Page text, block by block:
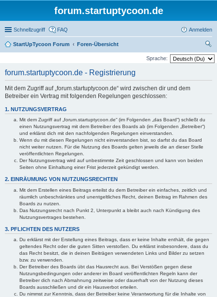
forum.startuptycoon.de
Schnellzugriff FAQ Anmelden
StartUpTycoon Forum
Foren-Übersicht
uc
Sprache:
forum.startuptycoon.de - Registrierung
Mit dem Zugriff auf „forum.startuptycoon.de“ wird zwischen dir und dem
Betreiber ein Vertrag mit folgenden Regelungen geschlossen:
1. NUTZUNGSVERTRAG
Mit dem Zugriff auf „forum.startuptycoon.de“ (im Folgenden „das Board“) schließt du
einen Nutzungsvertrag mit dem Betreiber des Boards ab (im Folgenden „Betreiber“)
und erklärst dich mit den nachfolgenden Regelungen einverstanden.
Wenn du mit diesen Regelungen nicht einverstanden bist, so darfst du das Board
nicht weiter nutzen. Für die Nutzung des Boards gelten jeweils die an dieser Stelle
veröffentlichten Regelungen.
Der Nutzungsvertrag wird auf unbestimmte Zeit geschlossen und kann von beiden
Seiten ohne Einhaltung einer Frist jederzeit gekündigt werden.
2. EINRÄUMUNG VON NUTZUNGSRECHTEN
Mit dem Erstellen eines Beitrags erteilst du dem Betreiber ein einfaches, zeitlich und
räumlich unbeschränktes und unentgeltliches Recht, deinen Beitrag im Rahmen des
Boards zu nutzen.
Das Nutzungsrecht nach Punkt 2, Unterpunkt a bleibt auch nach Kündigung des
Nutzungsvertrages bestehen.
3. PFLICHTEN DES NUTZERS
Du erklärst mit der Erstellung eines Beitrags, dass er keine Inhalte enthält, die gegen
geltendes Recht oder die guten Sitten verstoßen. Du erklärst insbesondere, dass du
das Recht besitzt, die in deinen Beiträgen verwendeten Links und Bilder zu setzen
bzw. zu verwenden.
Der Betreiber des Boards übt das Hausrecht aus. Bei Verstößen gegen diese
Nutzungsbedingungen oder anderer im Board veröffentlichten Regeln kann der
Betreiber dich nach Abmahnung zeitweise oder dauerhaft von der Nutzung dieses
Boards ausschließen und dir ein Hausverbot erteilen.
Du nimmst zur Kenntnis, dass der Betreiber keine Verantwortung für die Inhalte von